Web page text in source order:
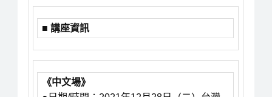
■ 講座資訊
《中文場》